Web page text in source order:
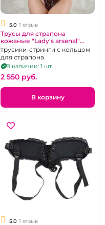
5.0 1 отзыв
Трусы для страпона
кожаные "Lady's arsenal"
бордовые (р 42-46)
трусики-стринги с кольцом
для страпона
В наличии: 1 шт.
2 550 pуб.
В корзину
5.0 1 отзыв